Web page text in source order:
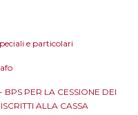
e particolari
PER LA CESSIONE DEI
ALLA CASSA